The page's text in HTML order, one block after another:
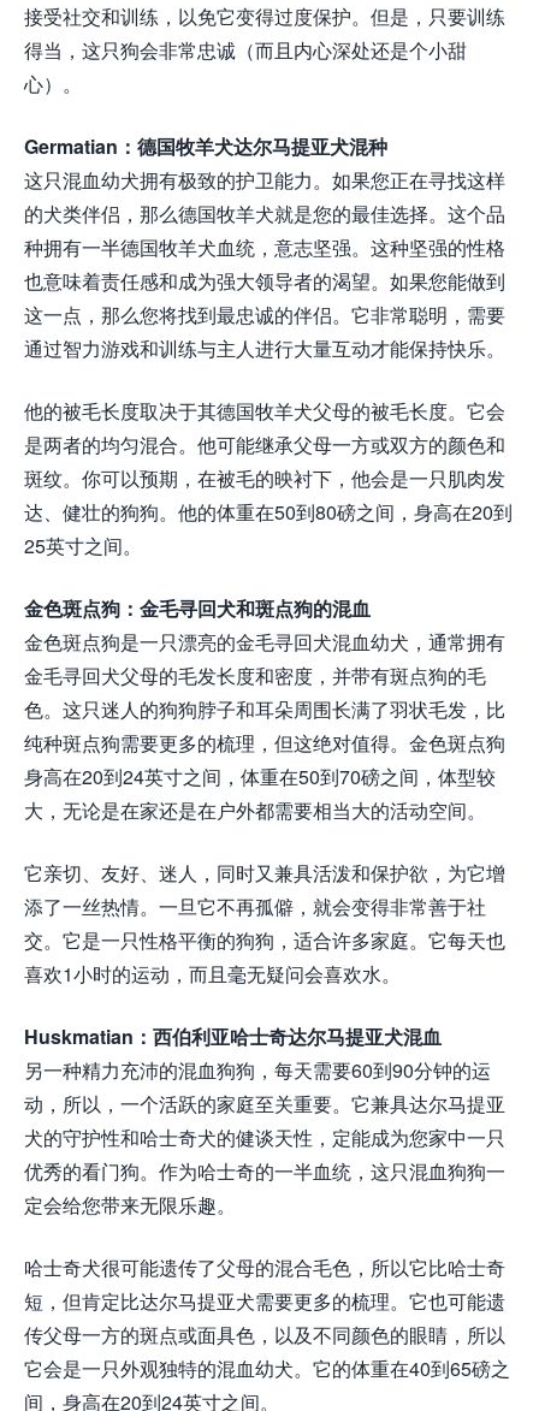
接受社交和训练，以免它变得过度保护。但是，只要训练
得当，这只狗会非常忠诚（而且内心深处还是个小甜
心）。
Germatian：德国牧羊犬达尔马提亚犬混种
这只混血幼犬拥有极致的护卫能力。如果您正在寻找这样
的犬类伴侣，那么德国牧羊犬就是您的最佳选择。这个品
种拥有一半德国牧羊犬血统，意志坚强。这种坚强的性格
也意味着责任感和成为强大领导者的渴望。如果您能做到
这一点，那么您将找到最忠诚的伴侣。它非常聪明，需要
通过智力游戏和训练与主人进行大量互动才能保持快乐。
他的被毛长度取决于其德国牧羊犬父母的被毛长度。它会
是两者的均匀混合。他可能继承父母一方或双方的颜色和
斑纹。你可以预期，在被毛的映衬下，他会是一只肌肉发
达、健壮的狗狗。他的体重在50到80磅之间，身高在20到
25英寸之间。
金色斑点狗：金毛寻回犬和斑点狗的混血
金色斑点狗是一只漂亮的金毛寻回犬混血幼犬，通常拥有
金毛寻回犬父母的毛发长度和密度，并带有斑点狗的毛
色。这只迷人的狗狗脖子和耳朵周围长满了羽状毛发，比
纯种斑点狗需要更多的梳理，但这绝对值得。金色斑点狗
身高在20到24英寸之间，体重在50到70磅之间，体型较
大，无论是在家还是在户外都需要相当大的活​​动空间。
它亲切、友好、迷人，同时又兼具活泼和保护欲，为它增
添了一丝热情。一旦它不再孤僻，就会变得非常善于社
交。它是一只性格平衡的狗狗，适合许多家庭。它每天也
喜欢1小时的运动，而且毫无疑问会喜欢水。
Huskmatian：西伯利亚哈士奇达尔马提亚犬混血
另一种精力充沛的混血狗狗，每天需要60到90分钟的运
动，所以，一个活跃的家庭至关重要。它兼具达尔马提亚
犬的守护性和哈士奇犬的健谈天性，定能成为您家中一只
优秀的看门狗。作为哈士奇的一半血统，这只混血狗狗一
定会给您带来无限乐趣。
哈士奇犬很可能遗传了父母的混合毛色，所以它比哈士奇
短，但肯定比达尔马提亚犬需要更多的梳理。它也可能遗
传父母一方的斑点或面具色，以及不同颜色的眼睛，所以
它会是一只外观独特的混血幼犬。它的体重在40到65磅之
间，身高在20到24英寸之间。